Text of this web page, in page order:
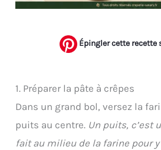
Épingler cette recette
1. Préparer la pâte à crêpes
Dans un grand bol, versez la
puits au centre. Un puits, c’est
fait au milieu de la farine pour